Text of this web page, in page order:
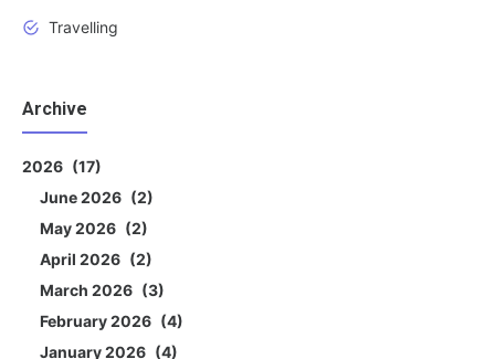
Travelling
Archive
2026
17
June 2026
2
May 2026
2
April 2026
2
March 2026
3
February 2026
4
January 2026
4